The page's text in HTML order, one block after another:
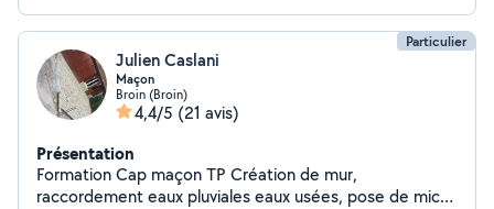
Particulier
Julien Caslani
Maçon
Broin (Broin)
4,4/5 (21 avis)
Présentation
Formation Cap maçon TP Création de mur,
raccordement eaux pluviales eaux usées, pose de micro